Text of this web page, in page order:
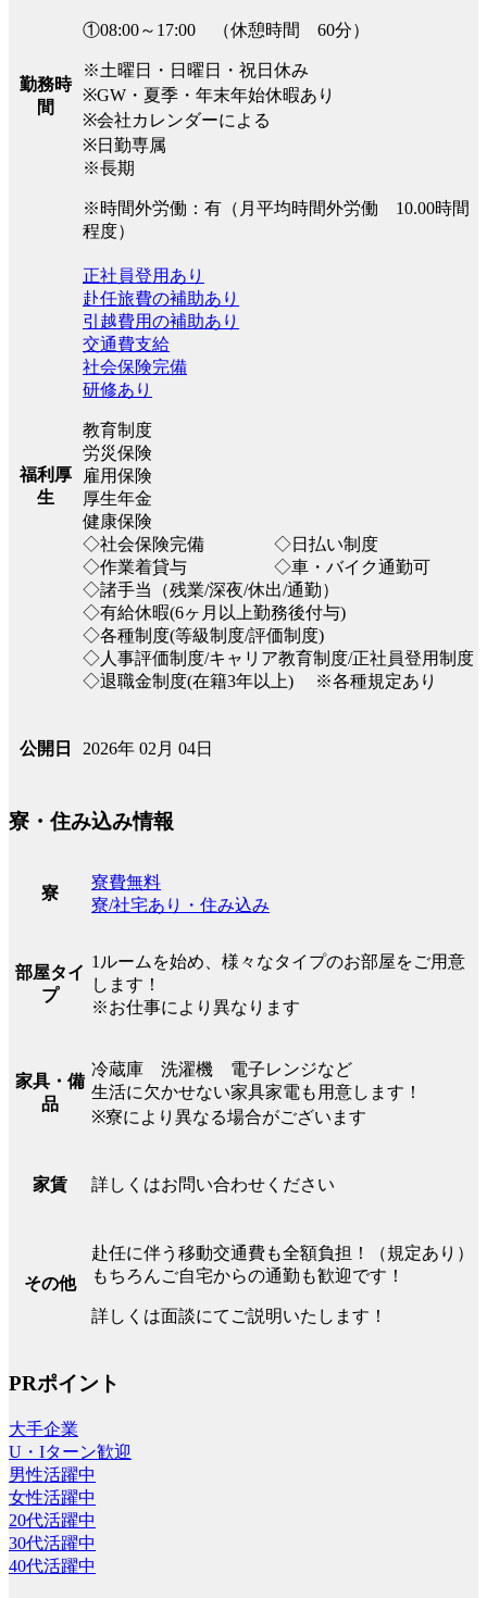
勤務時
間
①08:00～17:00 （休憩時間 60分）
※土曜日・日曜日・祝日休み
※GW・夏季・年末年始休暇あり
※会社カレンダーによる
※日勤専属
※長期
※時間外労働：有（月平均時間外労働 10.00時間
程度）
福利厚
生
正社員登用あり
赴任旅費の補助あり
引越費用の補助あり
交通費支給
社会保険完備
研修あり
教育制度
労災保険
雇用保険
厚生年金
健康保険
◇社会保険完備 ◇日払い制度
◇作業着貸与 ◇車・バイク通勤可
◇諸手当（残業/深夜/休出/通勤）
◇有給休暇(6ヶ月以上勤務後付与)
◇各種制度(等級制度/評価制度)
◇人事評価制度/キャリア教育制度/正社員登用制度
◇退職金制度(在籍3年以上) ※各種規定あり
公開日 2026年 02月 04日
寮・住み込み情報
寮
寮費無料
寮/社宅あり・住み込み
部屋タイ
プ
1ルームを始め、様々なタイプのお部屋をご用意
します！
※お仕事により異なります
家具・備
品
冷蔵庫 洗濯機 電子レンジなど
生活に欠かせない家具家電も用意します！
※寮により異なる場合がございます
家賃 詳しくはお問い合わせください
その他
赴任に伴う移動交通費も全額負担！（規定あり）
もちろんご自宅からの通勤も歓迎です！
詳しくは面談にてご説明いたします！
PRポイント
大手企業
U・Iターン歓迎
男性活躍中
女性活躍中
20代活躍中
30代活躍中
40代活躍中